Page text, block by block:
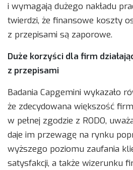
i wymagają dużego nakładu
twierdzi, że finansowe koszty
z przepisami są zaporowe.
Duże korzyści dla firm
z przepisami
Badania Capgemini wykazało
że zdecydowana większość
w pełnej zgodzie z RODO,
daje im przewagę na rynku
wyższego poziomu zaufania
satysfakcji, a także wizerunku